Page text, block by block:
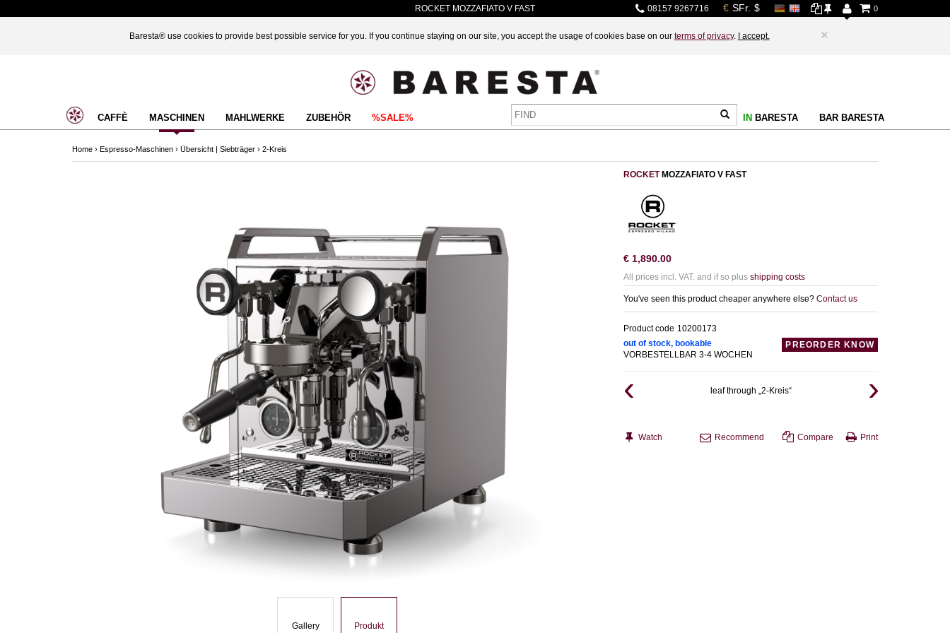
Baresta® use cookies to provide best possible service for you. If you continue staying on our site, you accept the usage of cookies base on our terms of privacy. I accept. ×
ROCKET MOZZAFIATO V FAST 0
08157 9267716
CAFFÈ MASCHINEN MAHLWERKE ZUBEHÖR %SALE% BAR BARESTA
IN BARESTA
Home › Espresso-Maschinen › Übersicht | Siebträger › 2-Kreis
Gallery Produkt
ROCKETMOZZAFIATO V FAST
€ 1,890.00
All prices incl. VAT. and if so plus shipping costs
You've seen this product cheaper anywhere else? Contact us
Product code 10200173
out of stock, bookable
VORBESTELLBAR 3-4 WOCHEN
PREORDER KNOW
leaf through „2-Kreis“
Watch Recommend Compare Print